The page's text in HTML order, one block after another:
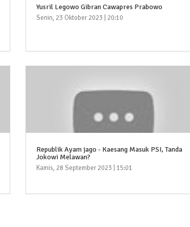
Yusril Legowo Gibran Cawapres Prabowo
Senin, 23 Oktober 2023 | 20:10
Republik Ayam jago - Kaesang Masuk PSI, Tanda
Jokowi Melawan?
Kamis, 28 September 2023 | 15:01